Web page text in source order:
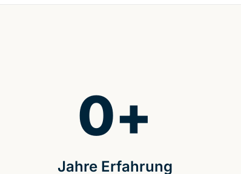
Jahre Erfahrung
0+